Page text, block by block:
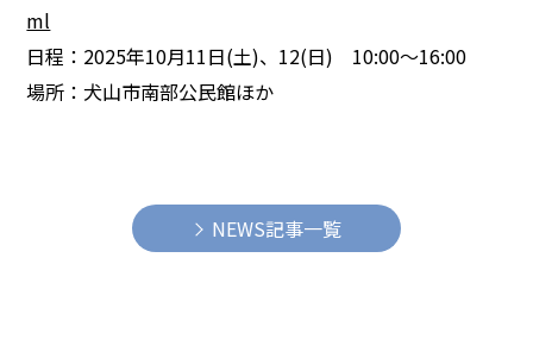
ml
日程：2025年10月11日(土)、12(日) 10:00～16:00
場所：犬山市南部公民館ほか
NEWS記事一覧